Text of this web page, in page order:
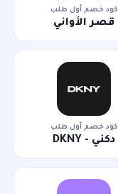
كود خصم أول طلب
قصر الأواني
كود خصم أول طلب
دكني - DKNY